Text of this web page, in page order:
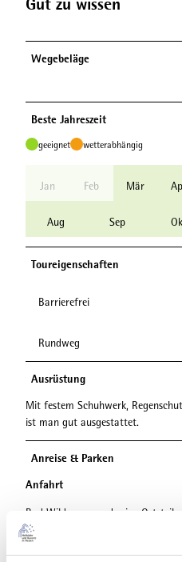
Wegebeläge
Beste Jahreszeit
geeignet wetterabhängig
Jan Feb Mär
Aug Sep
Toureigenschaften
Barrierefrei
Rundweg
Ausrüstung
Mit festem Schuhwerk,
ist man gut ausgestattet.
Anreise & Parken
Anfahrt
Bad Wildungen und seine Ortsteile
gut zu erreichen:
A 44 (Ausfahrt-Nr. 64,